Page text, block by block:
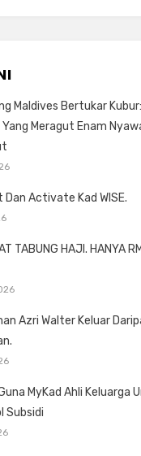
Maldives Bertukar Kubur:
Yang Meragut Enam
Dan Activate Kad WISE.
TABUNG HAJI. HANYA
Azri Walter Keluar
MyKad Ahli Keluarga
Subsidi